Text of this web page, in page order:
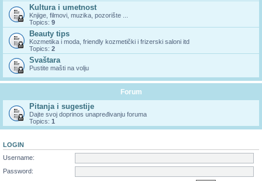
Kultura i umetnost
Knjige, filmovi, muzika, pozorište ...
Topics: 9
Beauty tips
Kozmetika i moda, friendly kozmetički i frizerski saloni itd
Topics: 2
Svaštara
Pustite mašti na volju
Forum
Pitanja i sugestije
Dajte svoj doprinos unapređivanju foruma
Topics: 1
LOGIN
Username:
Password: